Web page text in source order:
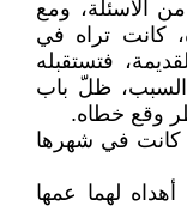
الأسئلة، ومع
كانت تراه في
فتستقبله
السبب، ظلّ باب
وقع خطاه.
كانت في شهرها
لهما عمها